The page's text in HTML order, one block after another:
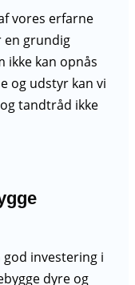
vores erfarne
en grundig
ikke kan opnås
og udstyr kan vi
tandtråd ikke
investering i
dyre og